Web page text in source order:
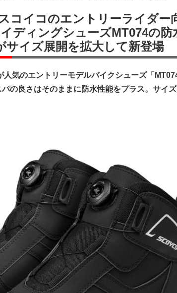
コイコのエントリーライダー
ディングシューズMT074の防
サイズ展開を拡大して新登場
人気のエントリーモデルバイクシューズ「
の良さはそのままに防水性能をプラス。サイ